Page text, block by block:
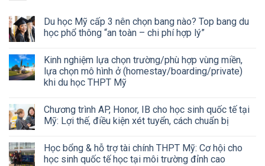
Du học Mỹ cấp 3 nên chọn bang nào? Top bang du
học phổ thông “an toàn – chi phí hợp lý”
Kinh nghiệm lựa chọn trường/phù hợp vùng miền,
lựa chọn mô hình ở (homestay/boarding/private)
khi du học THPT Mỹ
Chương trình AP, Honor, IB cho học sinh quốc tế tại
Mỹ: Lợi thế, điều kiện xét tuyển, cách chuẩn bị
Học bổng & hỗ trợ tài chính THPT Mỹ: Cơ hội cho
học sinh quốc tế học tại môi trường đỉnh cao